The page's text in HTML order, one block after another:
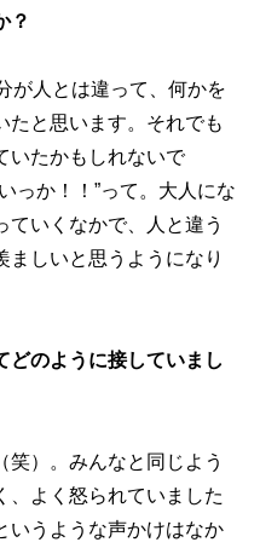
？
が人とは違って、何かを
たと思います。それでも
いたかもしれないで
っか！！”って。大人にな
ていくなかで、人と違う
ましいと思うようになり
のように接していまし
笑）。みんなと同じよう
、よく怒られていました
いうような声かけはなか